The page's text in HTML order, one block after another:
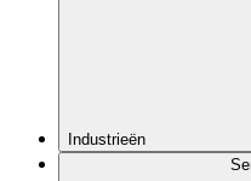
Industrieën